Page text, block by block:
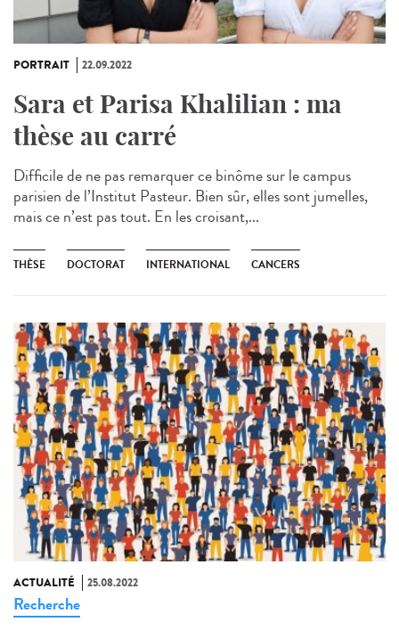
PORTRAIT 22.09.2022
Sara et Parisa Khalilian : ma
thèse au carré
Difficile de ne pas remarquer ce binôme sur le campus
parisien de l’Institut Pasteur. Bien sûr, elles sont jumelles,
mais ce n’est pas tout. En les croisant,...
THÈSE DOCTORAT INTERNATIONAL CANCERS
ACTUALITÉ 25.08.2022
Recherche